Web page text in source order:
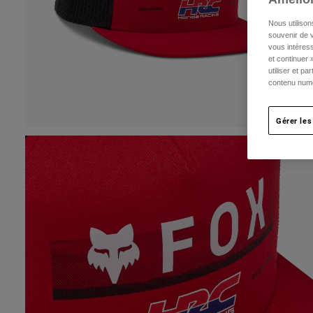
Nous
souvenir de
vous
et continuer
utiliser et
contenu
Gérer